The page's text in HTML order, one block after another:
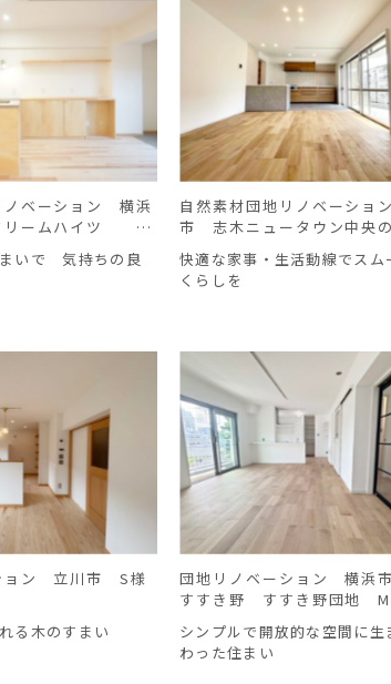
ノベーション 横浜
リームハイツ Ｍ
いで 気持ちの良
自然素材団地リノベーショ
市 志木ニュータウン中央
街 Ｍ様邸
快適な家事・生活動線でスム
くらしを
ョン 立川市 S様
る木のすまい
団地リノベーション 横浜
すすき野 すすき野団地 M
シンプルで開放的な空間に生
わった住まい